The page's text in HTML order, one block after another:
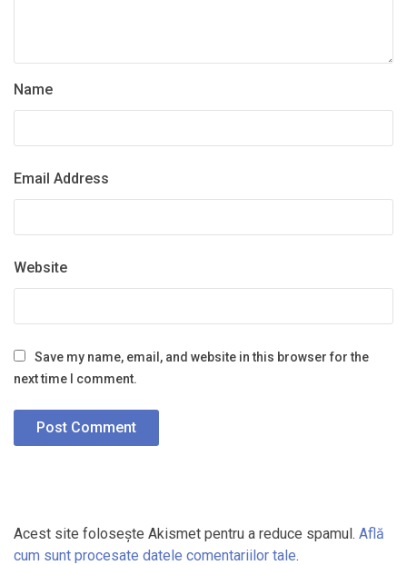
Name
Email Address
Website
Save my name, email, and website in this browser for the
next time I comment.
Acest site folosește Akismet pentru a reduce spamul. Află
cum sunt procesate datele comentariilor tale.